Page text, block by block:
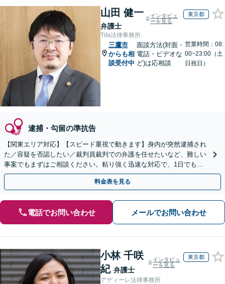
山田 健一
弁護士
インタビュ
ーを見る
東京都
Tifa法律事務所
三鷹市
からも相
談受付中
面談方法(対面・
電話・ビデオな
ど)は応相談
営業時間：08:
00~23:00（土
日祝日）
逮捕・勾留の準抗告
【関東エリア対応】【スピード重視で動きます】身内が突然逮捕され
た／容疑を否認したい／裁判員裁判での弁護を任せたいなど、難しい
事案でもまずはご相談ください。粘り強く迅速な対応で、1日でも早
い解決を目指します。刑事事件は迷わず弁護士へ！
料金表を見る
電話でお問い合わせ メールでお問い合わせ
小林 千咲
紀 弁護士
インタビュ
ーを見る
東京都
アディーレ法律事務所